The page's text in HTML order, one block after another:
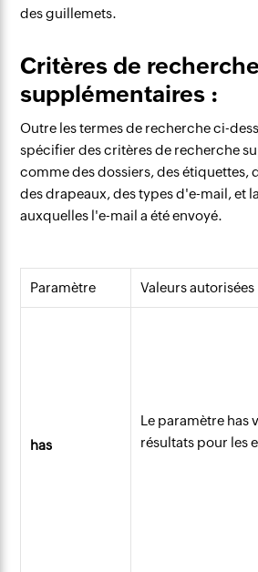
des guillemets.
Critères de recherche
supplémentaires :
Outre les termes de recherche ci-
spécifier des critères de recherche
comme des dossiers, des étiquettes,
des drapeaux, des types d'e-mail, et
auxquelles l'e-mail a été envoyé.
Paramètre Valeurs autorisées
has
Le paramètre has
résultats pour les